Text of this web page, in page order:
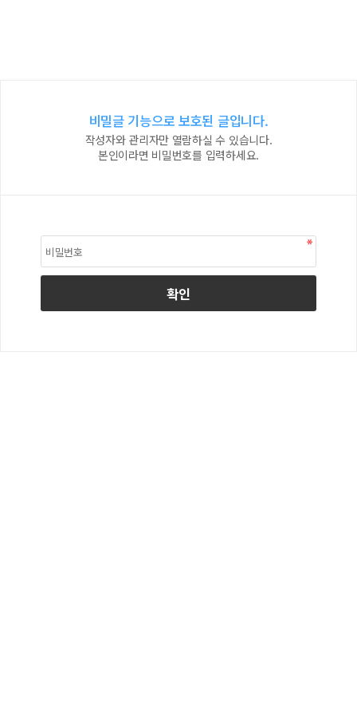
비밀글 기능으로 보호된 글입니다.
작성자와 관리자만 열람하실 수 있습니다.
본인이라면 비밀번호를 입력하세요.